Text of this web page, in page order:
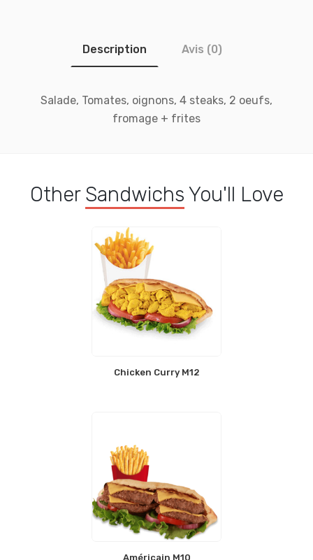
Description Avis (0)
Salade, Tomates, oignons, 4 steaks, 2 oeufs,
fromage + frites
Other Sandwichs You'll Love
Chicken Curry M12
Américain M10